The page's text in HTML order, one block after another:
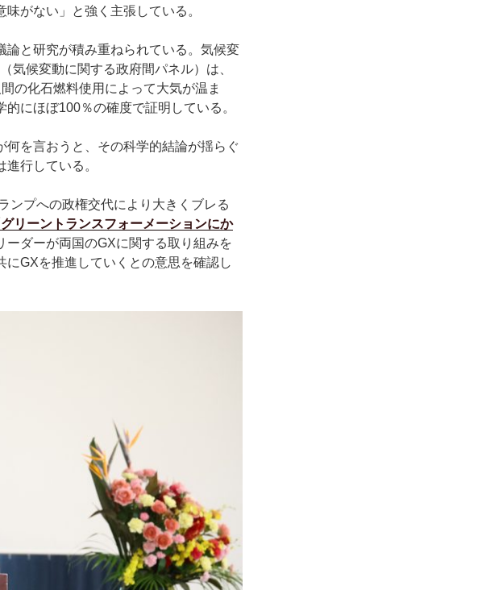
がない」と強く主張している。
と研究が積み重ねられている。気候変
気候変動に関する政府間パネル）は、
の化石燃料使用によって大気が温ま
にほぼ100％の確度で証明している。
を言おうと、その科学的結論が揺らぐ
行している。
ンプへの政権交代により大きくブレる
リーントランスフォーメーションにか
ダーが両国のGXに関する取り組みを
GXを推進していくとの意思を確認し